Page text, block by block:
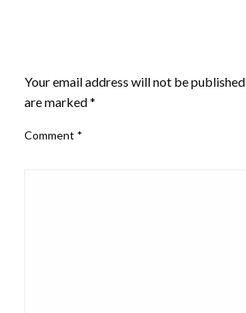
Your email address will not be published.
are marked*
Comment *